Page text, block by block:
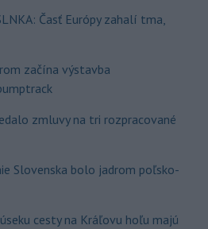
Časť Európy zahalí tma,
začína výstavba
zmluvy na tri rozpracované
Slovenska bolo jadrom poľsko-
cesty na Kráľovu hoľu majú